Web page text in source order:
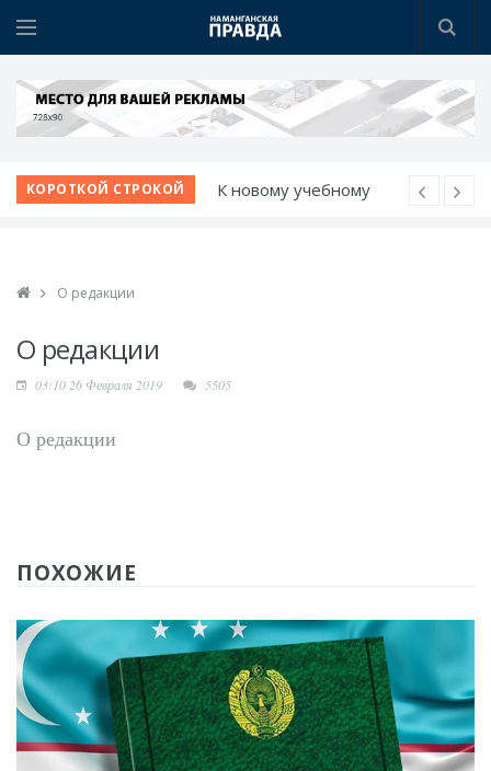
КОРОТКОЙ СТРОКОЙ
К новому учебному
Новые дороги и
продолжаются
О редакции
О редакции
03:10 26 Февраля 2019 5505
О редакции
ПОХОЖИЕ